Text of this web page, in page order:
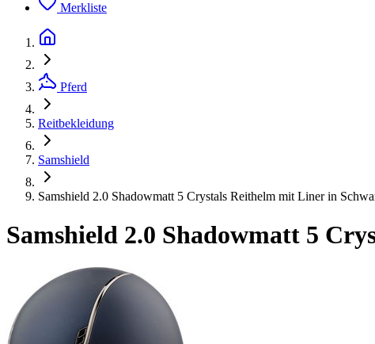
Merkliste
Pferd
Reitbekleidung
Samshield
Samshield 2.0 Shadowmatt 5 Crystals Reithelm mit Liner in
Samshield 2.0 Shadowmatt 5